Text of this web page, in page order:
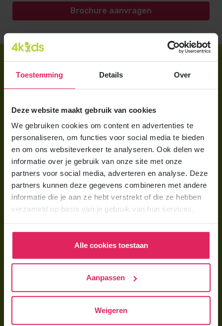
Toestemming Details Over
Deze website maakt gebruik van cookies
We gebruiken cookies om content en advertenties te
personaliseren, om functies voor social media te bieden
en om ons websiteverkeer te analyseren. Ook delen we
informatie over je gebruik van onze site met onze
partners voor social media, adverteren en analyse. Deze
partners kunnen deze gegevens combineren met andere
informatie die je aan ze hebt verstrekt of die ze hebben
verzameld op basis van je gebruik van hun services.
Alle cookies toestaan
Aanpassen
Weigeren
Brochure aanvragen
Direct regelen
Aanmelden bij 4Kids
Voor ouders
Wat is gastouderopvang?
Wat kost een gastouder?
Hoe vind ik een gastouder?
Voor gastouders
Gastouder worden bij 4Kids
Hoe vind ik gastkinderen?